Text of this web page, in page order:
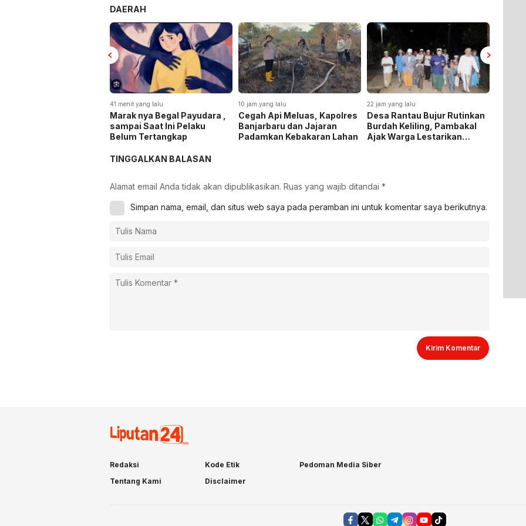
DAERAH
41 menit yang lalu
Marak nya Begal Payudara ,
sampai Saat Ini Pelaku
Belum Tertangkap
10 jam yang lalu
Cegah Api Meluas, Kapolres
Banjarbaru dan Jajaran
Padamkan Kebakaran Lahan
22 jam yang lalu
Desa Rantau Bujur Rutinkan
Burdah Keliling, Pambakal
Ajak Warga Lestarikan
Polda
172,4
TINGGALKAN BALASAN
Alamat email Anda tidak akan dipublikasikan. Ruas yang wajib ditandai *
Simpan nama, email, dan situs web saya pada peramban ini untuk komentar saya berikutnya.
Redaksi Kode Etik
Pedoman Media Siber
Tentang Kami
Disclaimer